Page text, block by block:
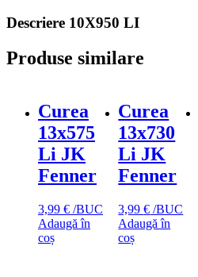
Descriere 10X950 LI
Produse similare
Curea
13x575
Li JK
Fenner
3,99 € /BUC
Adaugă în
coș
Curea
13x730
Li JK
Fenner
3,99€ /BUC
Adaugă în
coș